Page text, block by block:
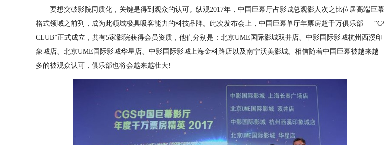
要想突破影院同质化，关键是得到观众的认可。纵观2017年，中国巨幕厅占影城总观影人次之比位居高端巨幕
格式领域之前列，成为此领域极具吸客能力的科技品牌。此次发布会上，中国巨幕单厅年票房超千万俱乐部 — “C³
CLUB”正式成立，共有5家影院获得会员资质，他们分别是：北京UME国际影城双井店、中影国际影城杭州西溪印
象城店、北京UME国际影城华星店、中影国际影城上海金科路店以及南宁沃美影城。相信随着中国巨幕被越来越
多的被观众认可，俱乐部也将会越来越壮大!